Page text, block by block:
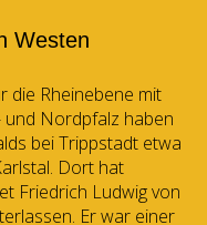
Westen
die Rheinebene mit
und Nordpfalz haben
bei Trippstadt etwa
Dort hat
Friedrich Ludwig von
Er war einer